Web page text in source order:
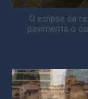
O eclipse da
pavimenta o